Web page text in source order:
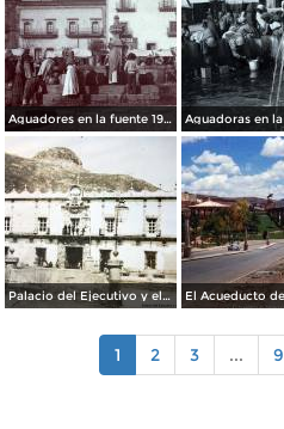
Aguadores en la fuente 1904
Palacio del Ejecutivo y el cerro de La Bufa al fondo. Zacatecas.
1 2 3 ... 9